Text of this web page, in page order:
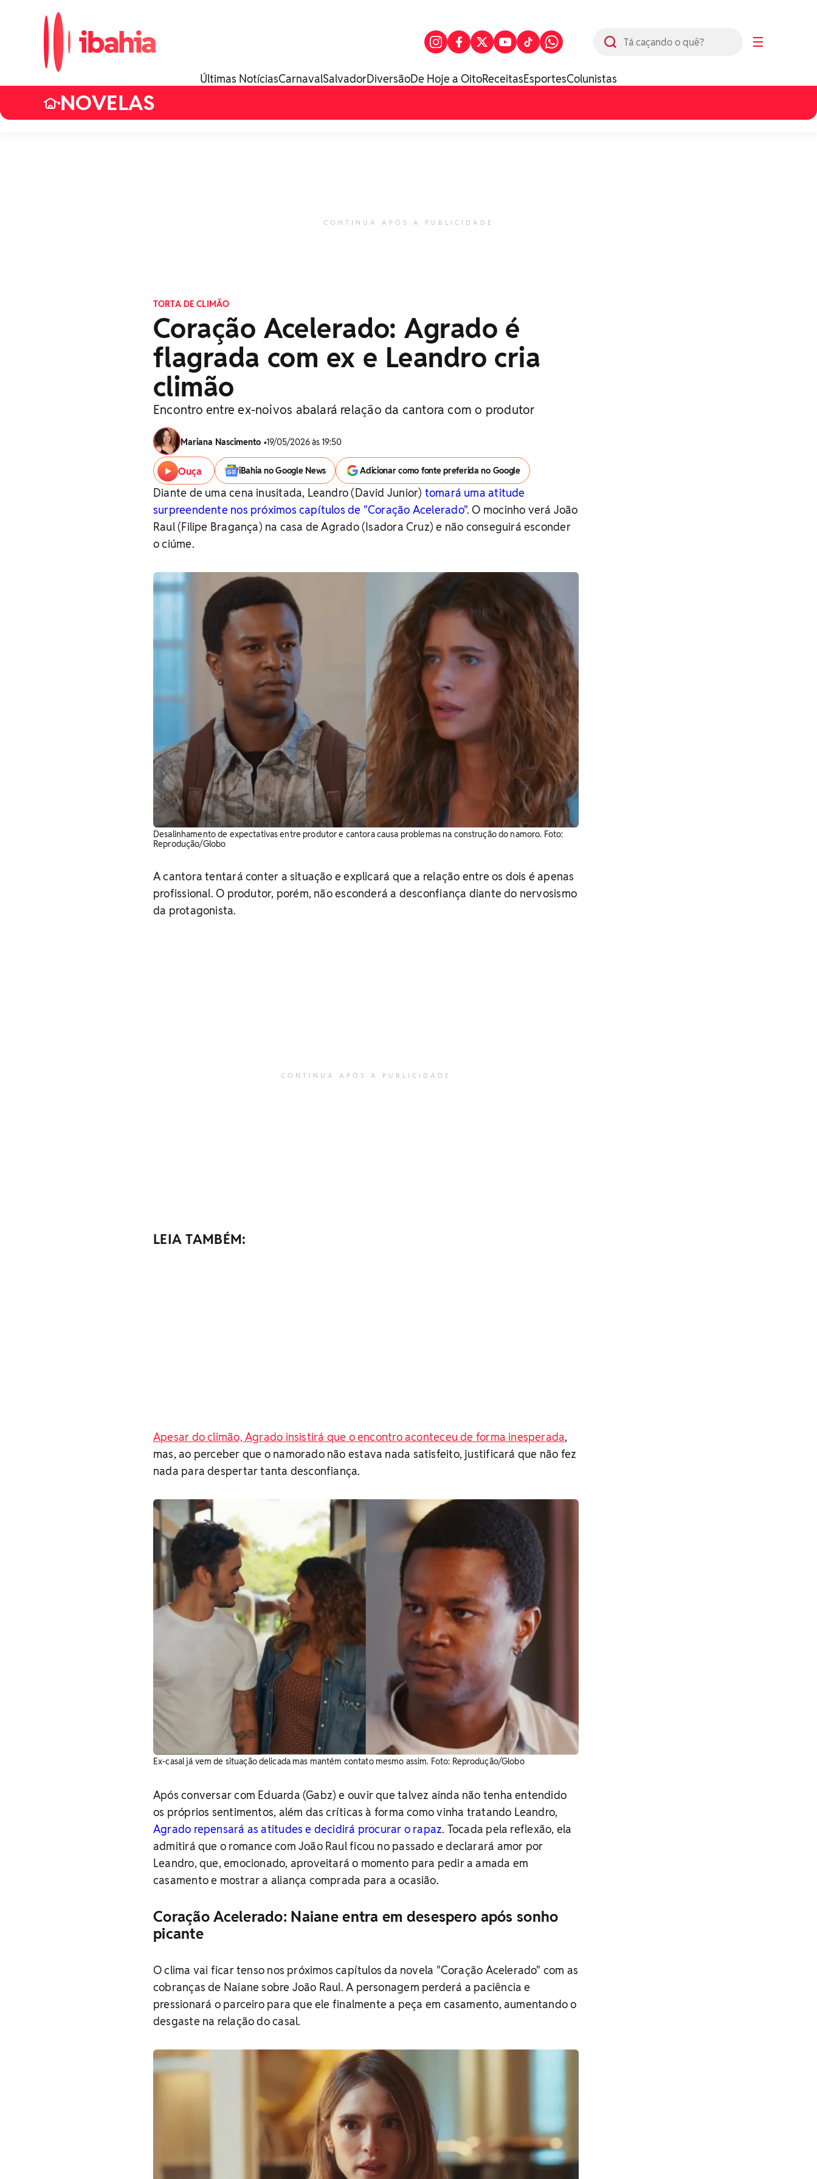
☰
Últimas NotíciasCarnavalSalvadorDiversãoDe Hoje a OitoReceitasEsportesColunistas
•NOVELAS
CONTINUA APÓS A PUBLICIDADE
TORTA DE CLIMÃO
Coração Acelerado: Agrado é
flagrada com ex e Leandro cria
climão
Encontro entre ex-noivos abalará relação da cantora com o produtor
Mariana Nascimento •19/05/2026 às 19:50
Ouça iBahia no Google News Adicionar como fonte preferida no Google
Diante de uma cena inusitada, Leandro (David Junior) tomará uma atitude
surpreendente nos próximos capítulos de "Coração Acelerado". O mocinho verá João
Raul (Filipe Bragança) na casa de Agrado (Isadora Cruz) e não conseguirá esconder
o ciúme.
Desalinhamento de expectativas entre produtor e cantora causa problemas na construção do namoro. Foto:
Reprodução/Globo
A cantora tentará conter a situação e explicará que a relação entre os dois é apenas
profissional. O produtor, porém, não esconderá a desconfiança diante do nervosismo
da protagonista.
CONTINUA APÓS A PUBLICIDADE
LEIA TAMBÉM:
Apesar do climão, Agrado insistirá que o encontro aconteceu de forma inesperada,
mas, ao perceber que o namorado não estava nada satisfeito, justificará que não fez
nada para despertar tanta desconfiança.
Ex-casal já vem de situação delicada mas mantém contato mesmo assim. ​Foto: Reprodução/Globo
Após conversar com Eduarda (Gabz) e ouvir que talvez ainda não tenha entendido
os próprios sentimentos, além das críticas à forma como vinha tratando Leandro,
Agrado repensará as atitudes e decidirá procurar o rapaz. Tocada pela reflexão, ela
admitirá que o romance com João Raul ficou no passado e declarará amor por
Leandro, que, emocionado, aproveitará o momento para pedir a amada em
casamento e mostrar a aliança comprada para a ocasião.
Coração Acelerado: Naiane entra em desespero após sonho
picante
O clima vai ficar tenso nos próximos capítulos da novela "Coração Acelerado" com as
cobranças de Naiane sobre João Raul. A personagem perderá a paciência e
pressionará o parceiro para que ele finalmente a peça em casamento, aumentando o
desgaste na relação do casal.